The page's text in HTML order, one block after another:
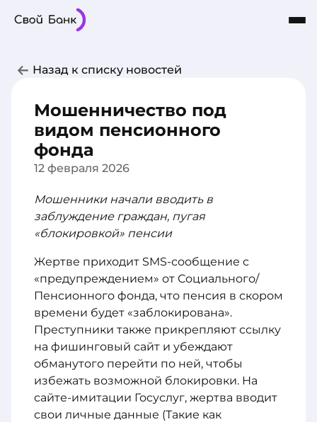
Частным лицам
Назад к списку новостей
Мошенничество под
видом пенсионного
фонда
12 февраля 2026
Мошенники начали вводить в
заблуждение граждан, пугая
«блокировкой» пенсии
Жертве приходит SMS-сообщение с
«предупреждением» от Социального/
Пенсионного фонда, что пенсия в скором
времени будет «заблокирована».
Преступники также прикрепляют ссылку
на фишинговый сайт и убеждают
обманутого перейти по ней, чтобы
избежать возможной блокировки. На
сайте-имитации Госуслуг, жертва вводит
свои личные данные (Такие как